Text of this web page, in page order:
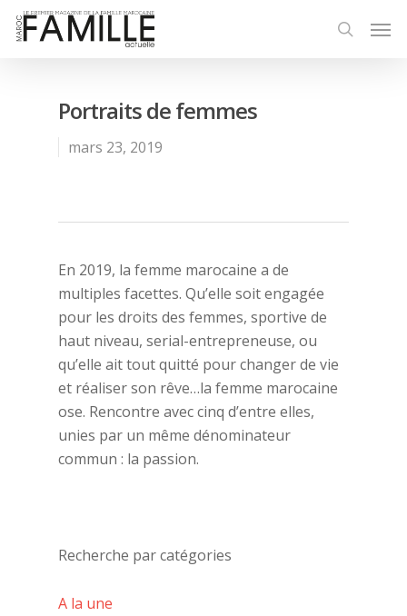
Portraits de femmes
mars 23, 2019
En 2019, la femme marocaine a de
multiples facettes. Qu’elle soit engagée
pour les droits des femmes, sportive de
haut niveau, serial-entrepreneuse, ou
qu’elle ait tout quitté pour changer de vie
et réaliser son rêve…la femme marocaine
ose. Rencontre avec cinq d’entre elles,
unies par un même dénominateur
commun : la passion.
Recherche par catégories
A la une